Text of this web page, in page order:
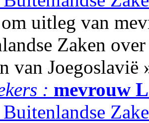
uitleg van
Zaken
van Joegoslavië
: mevrouw